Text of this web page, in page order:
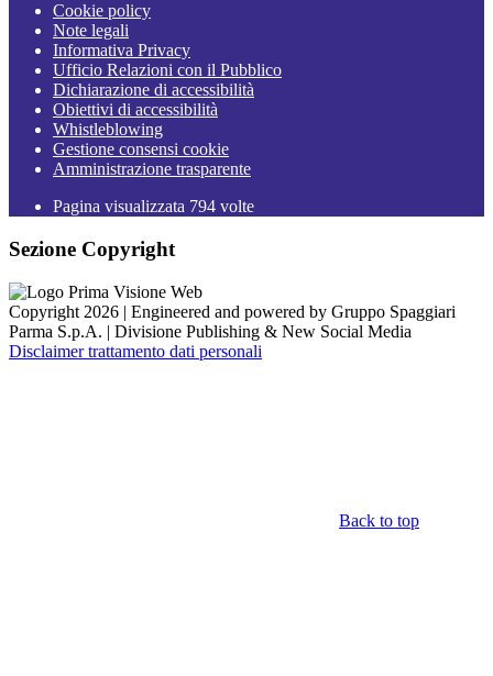
Cookie policy
Note legali
Informativa Privacy
Ufficio Relazioni con il Pubblico
Dichiarazione di accessibilità
Obiettivi di accessibilità
Whistleblowing
Gestione consensi cookie
Amministrazione trasparente
Pagina visualizzata 794 volte
Sezione Copyright
Copyright 2026 | Engineered and powered by Gruppo Spaggiari
Parma S.p.A. | Divisione Publishing & New Social Media
Disclaimer trattamento dati personali
Back to top